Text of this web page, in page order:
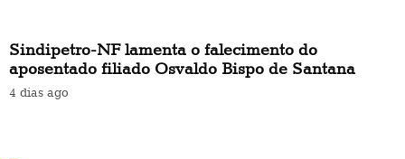
Sindipetro-NF lamenta o falecimento do
aposentado filiado Osvaldo Bispo de Santana
4 dias ago